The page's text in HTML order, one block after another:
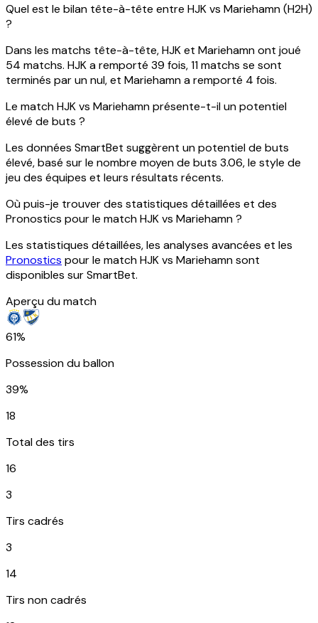
Quel est le bilan tête-à-tête entre HJK vs Mariehamn (H2H)
?
Dans les matchs tête-à-tête, HJK et Mariehamn ont joué
54 matchs. HJK a remporté 39 fois, 11 matchs se sont
terminés par un nul, et Mariehamn a remporté 4 fois.
Le match HJK vs Mariehamn présente-t-il un potentiel
élevé de buts ?
Les données SmartBet suggèrent un potentiel de buts
élevé, basé sur le nombre moyen de buts 3.06, le style de
jeu des équipes et leurs résultats récents.
Où puis-je trouver des statistiques détaillées et des
Pronostics pour le match HJK vs Mariehamn ?
Les statistiques détaillées, les analyses avancées et les
Pronostics pour le match HJK vs Mariehamn sont
disponibles sur SmartBet.
Aperçu du match
61%
Possession du ballon
39%
18
Total des tirs
16
3
Tirs cadrés
3
14
Tirs non cadrés